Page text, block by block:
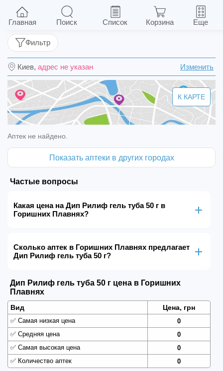
Дип Рилиф гель туба 50 г
Киев, адрес не указан Изменить
Фильтр
К КАРТЕ
Аптек не найдено.
Показать аптеки в других городах
Частые вопросы
Какая цена на Дип Рилиф гель туба 50 г в
Горишних Плавнях?
Сколько аптек в Горишних Плавнях предлагает
Дип Рилиф гель туба 50 г?
Дип Рилиф гель туба 50 г цена в Горишних
Плавнях
Вид Цена, грн
✅ Самая низкая цена
0
✅ Средняя цена
0
✅ Самая высокая цена
0
✅ Количество аптек 0
Главная Поиск Список Корзина Еще